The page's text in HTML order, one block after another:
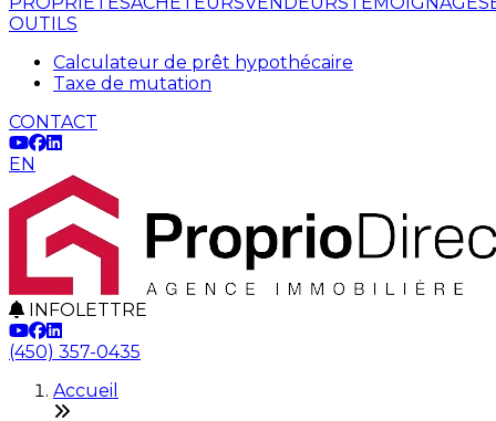
OUTILS
Calculateur de prêt hypothécaire
Taxe de mutation
CONTACT
EN
INFOLETTRE
(450) 357-0435
Accueil